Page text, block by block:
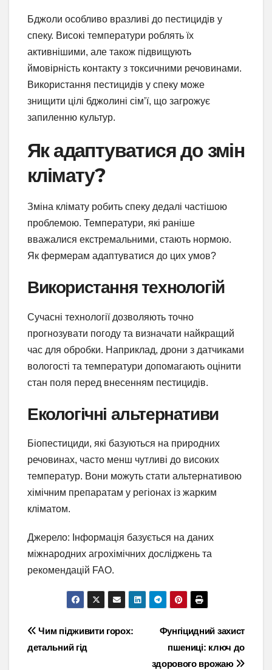
Бджоли особливо вразливі до пестицидів у
спеку. Високі температури роблять їх
активнішими, але також підвищують
ймовірність контакту з токсичними речовинами.
Використання пестицидів у спеку може
знищити цілі бджолині сім’ї, що загрожує
запиленню культур.
Як адаптуватися до змін
клімату?
Зміна клімату робить спеку дедалі частішою
проблемою. Температури, які раніше
вважалися екстремальними, стають нормою.
Як фермерам адаптуватися до цих умов?
Використання технологій
Сучасні технології дозволяють точно
прогнозувати погоду та визначати найкращий
час для обробки. Наприклад, дрони з датчиками
вологості та температури допомагають оцінити
стан поля перед внесенням пестицидів.
Екологічні альтернативи
Біопестициди, які базуються на природних
речовинах, часто менш чутливі до високих
температур. Вони можуть стати альтернативою
хімічним препаратам у регіонах із жарким
кліматом.
Джерело: Інформація базується на даних
міжнародних агрохімічних досліджень та
рекомендацій FAO.
Навігація
записів
Фунгіцидний захист
пшениці: ключ до
здорового врожаю
Чим підживити горох:
детальний гід